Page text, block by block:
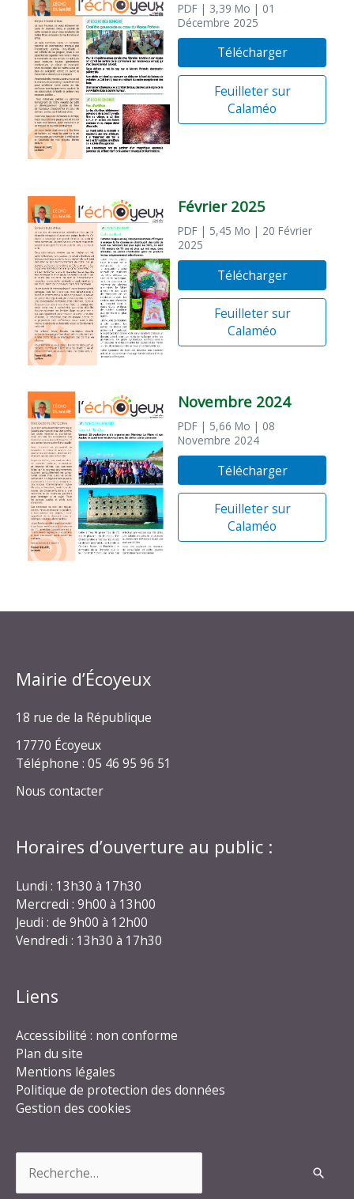
PDF | 3,39 Mo | 01
Décembre 2025
Télécharger
Feuilleter sur
Calaméo
Février 2025
PDF | 5,45 Mo | 20 Février
2025
Télécharger
Feuilleter sur
Calaméo
Novembre 2024
PDF | 5,66 Mo | 08
Novembre 2024
Télécharger
Feuilleter sur
Calaméo
Mairie d’Écoyeux
18 rue de la République
17770 Écoyeux
Téléphone : 05 46 95 96 51
Nous contacter
Horaires d’ouverture au public :
Lundi : 13h30 à 17h30
Mercredi : 9h00 à 13h00
Jeudi : de 9h00 à 12h00
Vendredi : 13h30 à 17h30
Liens
Accessibilité : non conforme
Plan du site
Mentions légales
Politique de protection des données
Gestion des cookies